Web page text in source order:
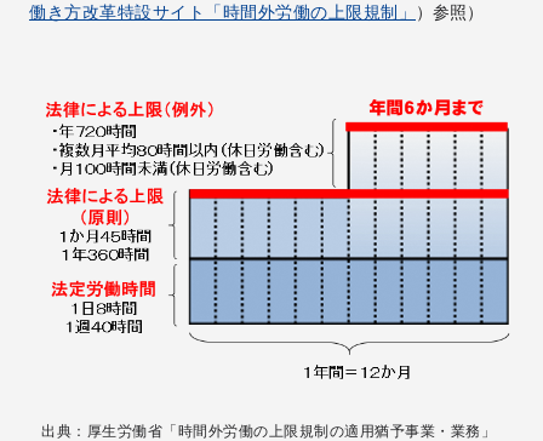
働き方改革特設サイト「時間外労働の上限規制」
）参照）
出典：厚生労働省「時間外労働の上限規制の適用猶予事業・業務」